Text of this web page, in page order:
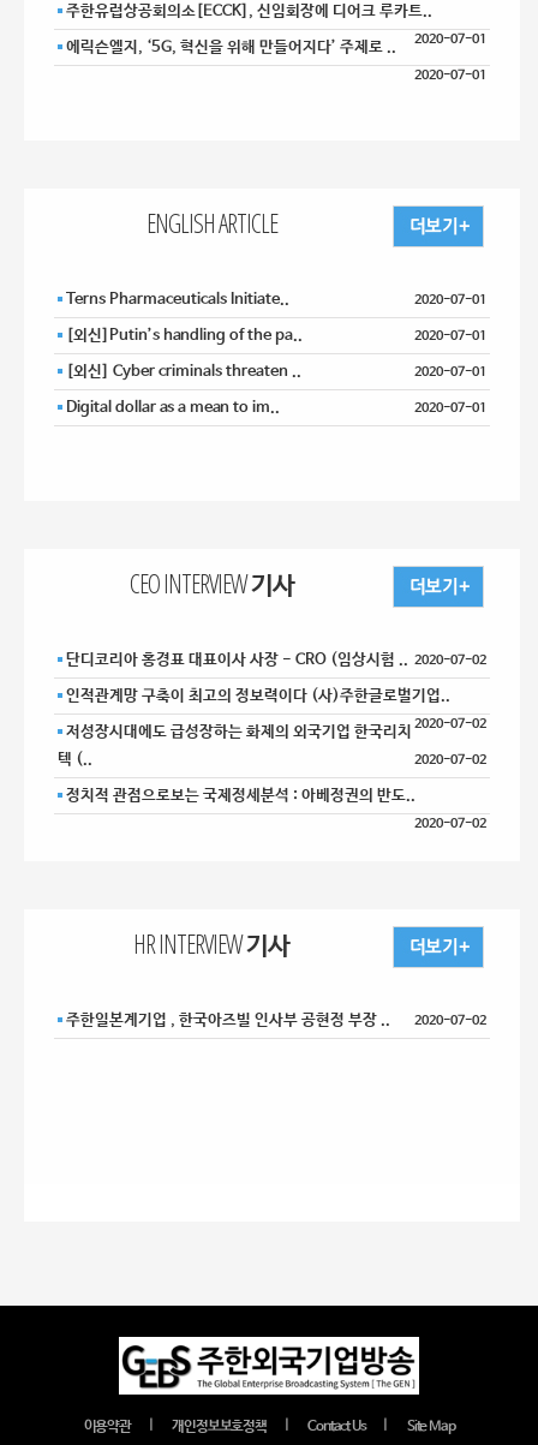
주한유럽상공회의소[ECCK], 신임회장에 디어크 루카트..
2020-07-01
에릭슨엘지, ‘5G, 혁신을 위해 만들어지다’ 주제로 ..
2020-07-01
ENGLISH ARTICLE
Terns Pharmaceuticals Initiate.. 2020-07-01
[외신]Putin’s handling of the pa.. 2020-07-01
[외신] Cyber criminals threaten .. 2020-07-01
Digital dollar as a mean to im.. 2020-07-01
CEO INTERVIEW 기사
단디코리아 홍경표 대표이사 사장 - CRO (임상시험 .. 2020-07-02
인적관계망 구축이 최고의 정보력이다 (사)주한글로벌기업..
2020-07-02
저성장시대에도 급성장하는 화제의 외국기업 한국리치
텍 (..
2020-07-02
정치적 관점으로보는 국제정세분석 : 아베정권의 반도..
2020-07-02
HR INTERVIEW 기사
주한일본계기업 , 한국아즈빌 인사부 공현정 부장 .. 2020-07-02
이용약관 개인정보보호정책 Contact Us Site Map